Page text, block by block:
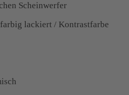
Scheinwerfer
lackiert / Kontrastfarbe